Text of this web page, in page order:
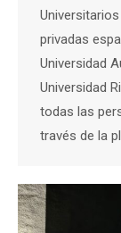
privadas
Universidad
Universidad
todas las
través de la